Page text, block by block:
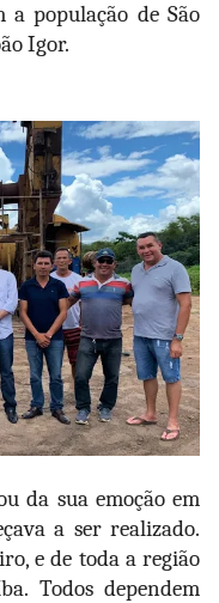
população de São
Igor.
da sua emoção em
a ser realizado.
e de toda a região
Todos dependem